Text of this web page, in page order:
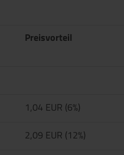
Preisvorteil
1,04 EUR (6%)
2,09 EUR (12%)